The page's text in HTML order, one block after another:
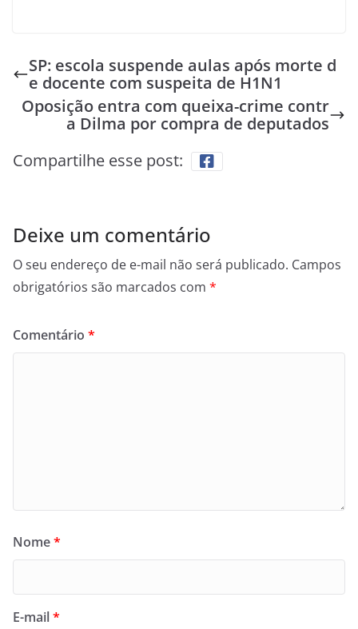
SP: escola suspende aulas após morte d
e docente com suspeita de H1N1
Oposição entra com queixa-crime contr
a Dilma por compra de deputados
Compartilhe esse post:
Deixe um comentário
O seu endereço de e-mail não será publicado. Campos
obrigatórios são marcados com *
Comentário *
Nome*
E-mail*